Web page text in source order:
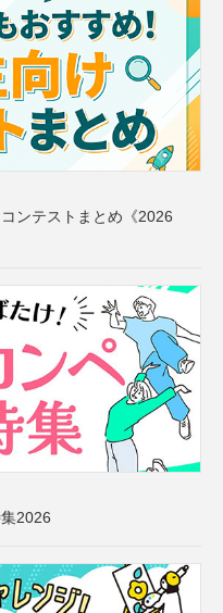
ンテストまとめ《2026
2026